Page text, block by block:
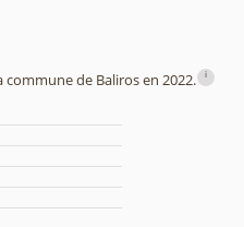
de Baliros en 2022.
i